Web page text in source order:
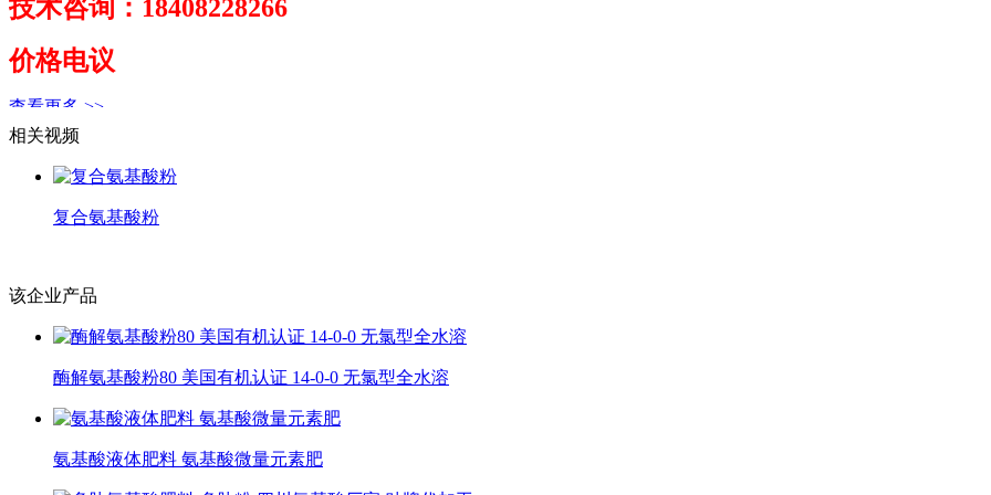
技术咨询：18408228266
价格电议
个是动物皮毛；另一个大豆或豆粕。
查看更多 >>
相关视频
复合氨基酸粉
该企业产品
酶解氨基酸粉80 美国有机认证 14-0-0 无氯型全水溶
氨基酸液体肥料 氨基酸微量元素肥